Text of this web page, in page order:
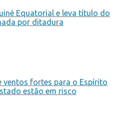
Equatorial e leva título do
por ditadura